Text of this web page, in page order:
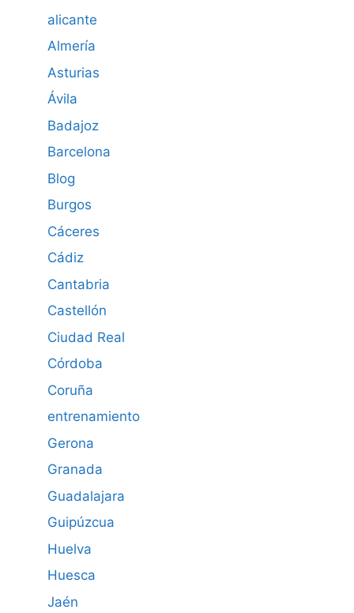
alicante
Almería
Asturias
Ávila
Badajoz
Barcelona
Blog
Burgos
Cáceres
Cádiz
Cantabria
Castellón
Ciudad Real
Córdoba
Coruña
entrenamiento
Gerona
Granada
Guadalajara
Guipúzcua
Huelva
Huesca
Jaén